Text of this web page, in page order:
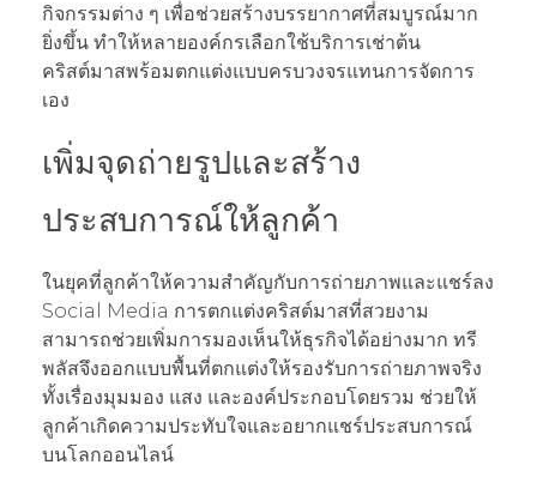
กิจกรรมต่าง ๆ เพื่อช่วยสร้างบรรยากาศที่สมบูรณ์มาก
ยิ่งขึ้น ทำให้หลายองค์กรเลือกใช้บริการเช่าต้น
คริสต์มาสพร้อมตกแต่งแบบครบวงจรแทนการจัดการ
เอง
เพิ่มจุดถ่ายรูปและสร้าง
ประสบการณ์ให้ลูกค้า
ในยุคที่ลูกค้าให้ความสำคัญกับการถ่ายภาพและแชร์ลง
Social Media การตกแต่งคริสต์มาสที่สวยงาม
สามารถช่วยเพิ่มการมองเห็นให้ธุรกิจได้อย่างมาก ทรี
พลัสจึงออกแบบพื้นที่ตกแต่งให้รองรับการถ่ายภาพจริง
ทั้งเรื่องมุมมอง แสง และองค์ประกอบโดยรวม ช่วยให้
ลูกค้าเกิดความประทับใจและอยากแชร์ประสบการณ์
บนโลกออนไลน์